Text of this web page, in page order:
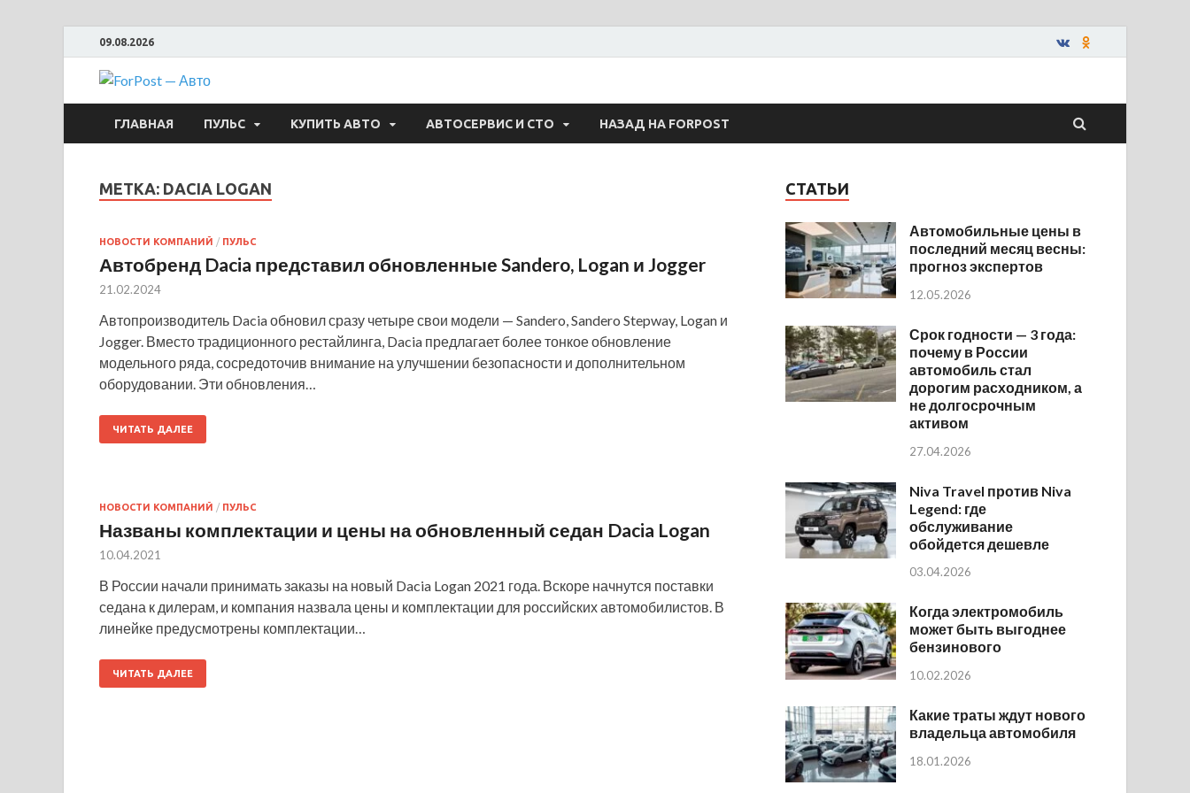
09.08.2026
ForPost — Авто
ГЛАВНАЯ ПУЛЬС КУПИТЬ АВТО АВТОСЕРВИС И СТО НАЗАД НА FORPOST
МЕТКА: DACIA LOGAN
НОВОСТИ КОМПАНИЙ / ПУЛЬС
Автобренд Dacia представил обновленные Sandero, Logan и Jogger
21.02.2024
Автопроизводитель Dacia обновил сразу четыре свои модели — Sandero, Sandero Stepway, Logan и
Jogger. Вместо традиционного рестайлинга, Dacia предлагает более тонкое обновление
модельного ряда, сосредоточив внимание на улучшении безопасности и дополнительном
оборудовании. Эти обновления…
ЧИТАТЬ ДАЛЕЕ
НОВОСТИ КОМПАНИЙ / ПУЛЬС
Названы комплектации и цены на обновленный седан Dacia Logan
10.04.2021
В России начали принимать заказы на новый Dacia Logan 2021 года. Вскоре начнутся поставки
седана к дилерам, и компания назвала цены и комплектации для российских автомобилистов. В
линейке предусмотрены комплектации…
ЧИТАТЬ ДАЛЕЕ
СТАТЬИ
Автомобильные цены в
последний месяц весны:
прогноз экспертов
12.05.2026
Срок годности — 3 года:
почему в России
автомобиль стал
дорогим расходником, а
не долгосрочным
активом
27.04.2026
Niva Travel против Niva
Legend: где
обслуживание
обойдется дешевле
03.04.2026
Когда электромобиль
может быть выгоднее
бензинового
10.02.2026
Какие траты ждут нового
владельца автомобиля
18.01.2026